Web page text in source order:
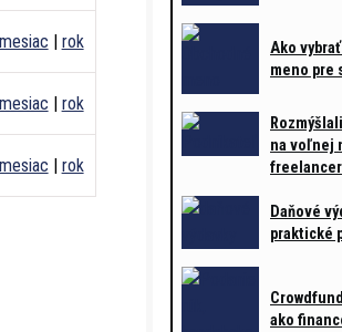
mesiac | rok
mesiac | rok
mesiac | rok
Ako
meno pre
na voľnej
freelancer
Daňové
praktické
ako